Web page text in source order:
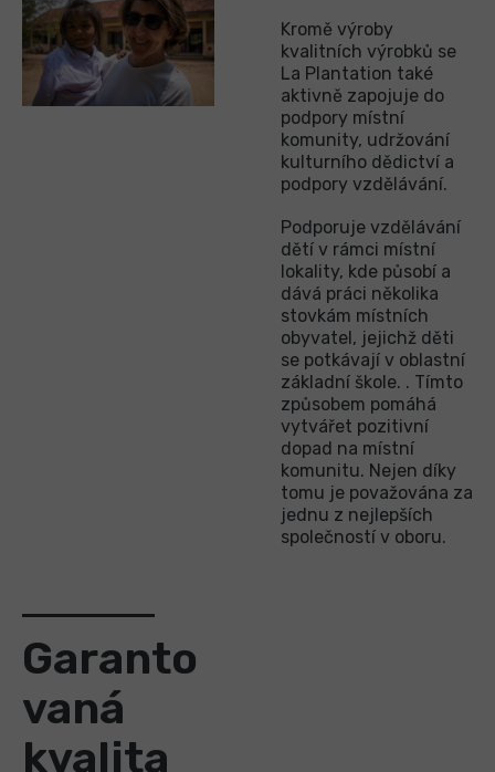
Kromě výroby
kvalitních výrobků se
La Plantation také
aktivně zapojuje do
podpory místní
komunity, udržování
kulturního dědictví a
podpory vzdělávání.
Podporuje vzdělávání
dětí v rámci místní
lokality, kde působí a
dává práci několika
stovkám místních
obyvatel, jejichž děti
se potkávají v oblastní
základní škole. . Tímto
způsobem pomáhá
vytvářet pozitivní
dopad na místní
komunitu. Nejen díky
tomu je považována za
jednu z nejlepších
společností v oboru.
Garanto
vaná
kvalita